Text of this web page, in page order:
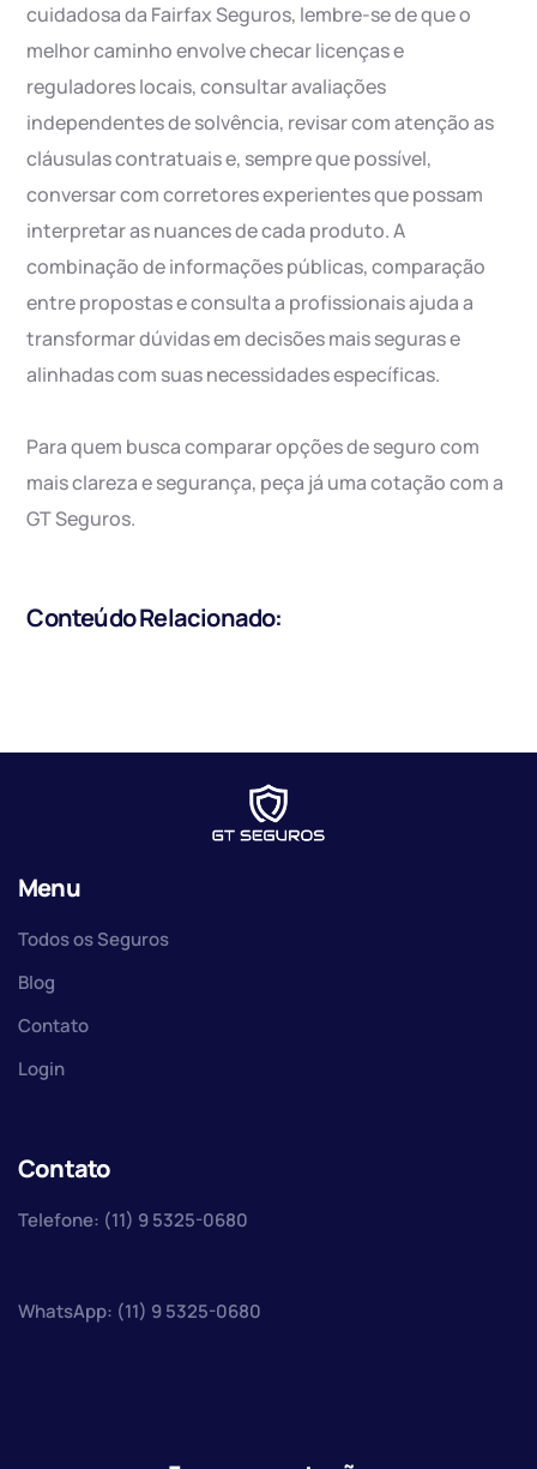
cuidadosa da Fairfax Seguros, lembre-se de que o
melhor caminho envolve checar licenças e
reguladores locais, consultar avaliações
independentes de solvência, revisar com atenção as
cláusulas contratuais e, sempre que possível,
conversar com corretores experientes que possam
interpretar as nuances de cada produto. A
combinação de informações públicas, comparação
entre propostas e consulta a profissionais ajuda a
transformar dúvidas em decisões mais seguras e
alinhadas com suas necessidades específicas.
Para quem busca comparar opções de seguro com
mais clareza e segurança, peça já uma cotação com a
GT Seguros.
Conteúdo Relacionado:
Menu
Todos os Seguros
Blog
Contato
Login
Contato
Telefone: (11) 9 5325-0680
WhatsApp: (11) 9 5325-0680